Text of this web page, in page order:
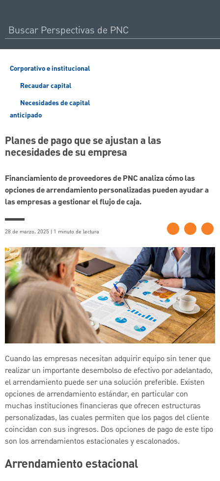
Corporativo e institucional
Recaudar capital
Necesidades de capital
anticipado
Planes de pago que se ajustan a las
necesidades de su empresa
Financiamiento de proveedores de PNC analiza cómo las
opciones de arrendamiento personalizadas pueden ayudar a
las empresas a gestionar el flujo de caja.
28 de marzo, 2025 | 1 minuto de lectura
Cuando las empresas necesitan adquirir equipo sin tener que
realizar un importante desembolso de efectivo por adelantado,
el arrendamiento puede ser una solución preferible. Existen
opciones de arrendamiento estándar, en particular con
muchas instituciones financieras que ofrecen estructuras
personalizadas, las cuales permiten que los pagos del cliente
coincidan con sus ingresos. Dos opciones de pago de este tipo
son los arrendamientos estacionales y escalonados.
Arrendamiento estacional